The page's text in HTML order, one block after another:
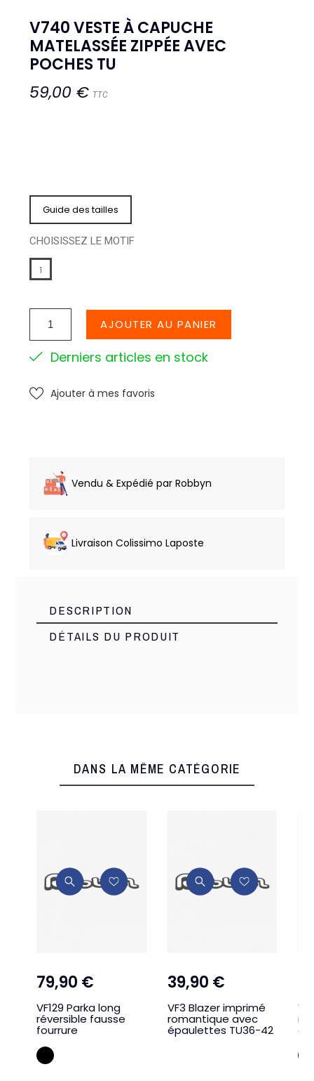
V740 VESTE À CAPUCHE
MATELASSÉE ZIPPÉE AVEC
POCHES TU
59,00 € TTC
Guide des tailles
CHOISISSEZ LE MOTIF
1
AJOUTER AU PANIER
Derniers articles en stock
Ajouter à mes favoris
Vendu & Expédié par Robbyn
Livraison Colissimo Laposte
DESCRIPTION
DÉTAILS DU PRODUIT
DANS LA MÊME CATÉGORIE
79,90 €
VF129 Parka long
réversible fausse
fourrure
Marine
39,90 €
VF3 Blazer imprimé
romantique avec
épaulettes TU36-42